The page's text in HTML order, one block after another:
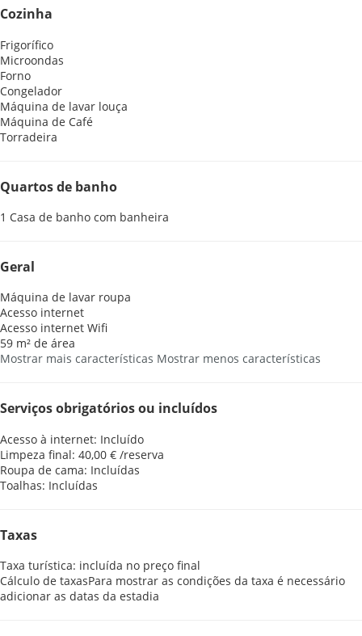
Cozinha
Frigorífico
Microondas
Forno
Congelador
Máquina de lavar louça
Máquina de Café
Torradeira
Quartos de banho
1 Casa de banho com banheira
Geral
Máquina de lavar roupa
Acesso internet
Acesso internet Wifi
59 m² de área
Mostrar mais características Mostrar menos características
Serviços obrigatórios ou incluídos
Acesso à internet: Incluído
Limpeza final: 40,00 € /reserva
Roupa de cama: Incluídas
Toalhas: Incluídas
Taxas
Taxa turística: incluída no preço final
Cálculo de taxasPara mostrar as condições da taxa é necessário
adicionar as datas da estadia